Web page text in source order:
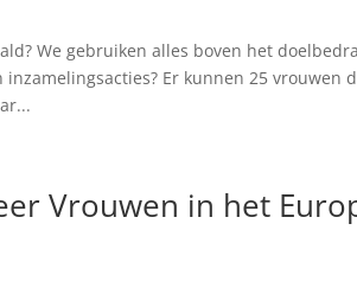
We gebruiken alles boven het
Er kunnen 25 vrouwen
Vrouwen in het